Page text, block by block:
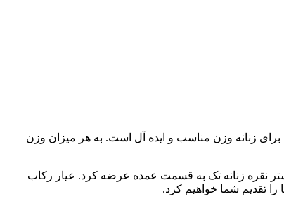
925 به وزن 2.75 گرم است. این وزن برای زنانه وزن مناسب و ایده آل است. به هر میزان وزن
نقره زنانه تک به قسمت عمده عرضه کرد. عیار رکاب